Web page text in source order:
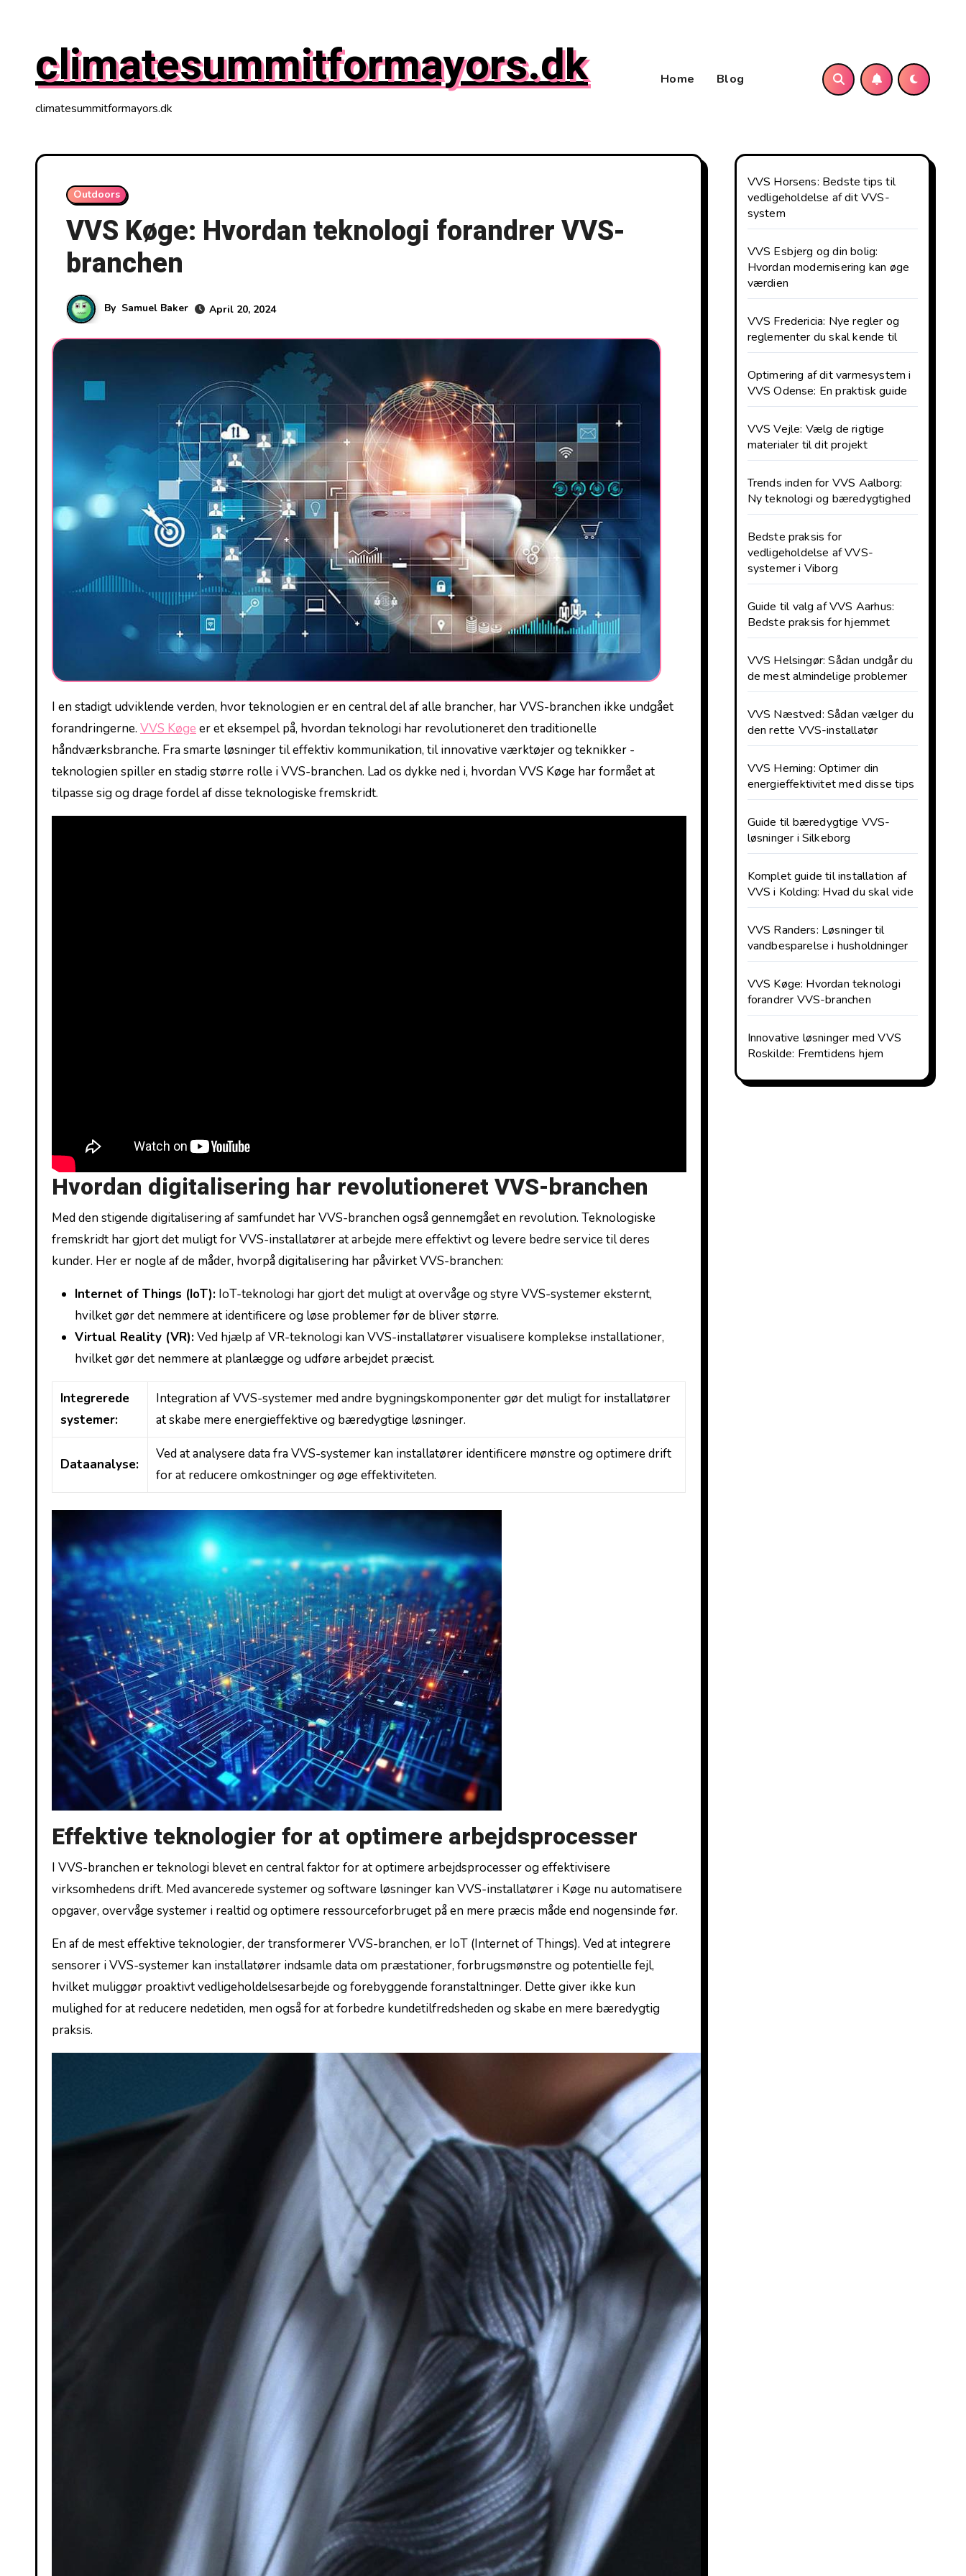
climatesummitformayors.dk
climatesummitformayors.dk
Home Blog
Outdoors
VVS Køge: Hvordan teknologi forandrer VVS-
branchen
By Samuel Baker April 20, 2024
I en stadigt udviklende ‍verden, hvor teknologien er en central del af alle brancher, har‍ VVS-branchen ikke undgået‍
forandringerne. VVS Køge er et eksempel på, hvordan teknologi har revolutioneret⁤ den traditionelle
håndværksbranche.​ Fra smarte løsninger til effektiv kommunikation, til innovative værktøjer ⁢og teknikker -​
teknologien spiller en stadig større rolle i VVS-branchen. ⁢Lad os dykke‍ ned i, hvordan VVS Køge har formået at ​
tilpasse sig og drage fordel af disse teknologiske fremskridt.
Hvordan digitalisering har revolutioneret VVS-branchen
Med den stigende digitalisering af samfundet ⁣har VVS-branchen ‌også ​gennemgået en revolution. ⁤Teknologiske
fremskridt har gjort det muligt for⁢ VVS-installatører at ⁢arbejde mere ⁤effektivt og levere bedre service til deres
kunder. ‍Her er nogle af de måder, hvorpå digitalisering har påvirket VVS-branchen:
Internet of Things (IoT): IoT-teknologi har gjort det muligt at ​overvåge og styre ‍VVS-systemer⁢ eksternt,
‌hvilket gør det nemmere ​at ​identificere og løse problemer før de bliver større.
Virtual Reality (VR):Ved hjælp af VR-teknologi kan VVS-installatører visualisere komplekse installationer,
hvilket gør det nemmere at planlægge og udføre arbejdet præcist.
Integrerede
systemer:
Integration af VVS-systemer med andre bygningskomponenter gør det muligt for installatører
at skabe mere energieffektive og ⁣bæredygtige⁢ løsninger.
Dataanalyse:
Ved at analysere data fra ​VVS-systemer kan installatører identificere mønstre og optimere drift
for at reducere omkostninger og øge effektiviteten.
Effektive teknologier for at optimere arbejdsprocesser
I VVS-branchen er teknologi blevet en central faktor for at optimere arbejdsprocesser ​og ‍effektivisere
virksomhedens drift. Med avancerede systemer og ⁣software løsninger kan⁤ VVS-installatører i⁢ Køge nu automatisere
opgaver, overvåge systemer i realtid og optimere ressourceforbruget på en mere‍ præcis måde end nogensinde før.
En af de mest⁢ effektive teknologier,‌ der transformerer ⁤VVS-branchen, er IoT (Internet of ​Things). Ved at integrere
sensorer‍ i⁤ VVS-systemer kan⁤ installatører indsamle data om præstationer, forbrugsmønstre‌ og​ potentielle⁢ fejl,
hvilket muliggør proaktivt ‌vedligeholdelsesarbejde ⁢og forebyggende foranstaltninger. Dette giver ikke kun
mulighed for at reducere nedetiden,⁢ men også ​for⁣ at forbedre kundetilfredsheden⁤ og skabe en mere bæredygtig
praksis.
VVS Horsens: Bedste tips til
vedligeholdelse af dit VVS-
system
VVS Esbjerg og din bolig:
Hvordan modernisering kan øge
værdien
VVS Fredericia: Nye regler og
reglementer du skal kende til
Optimering af dit varmesystem i
VVS Odense: En praktisk guide
VVS Vejle: Vælg de rigtige
materialer til dit projekt
Trends inden for VVS Aalborg:
Ny teknologi og bæredygtighed
Bedste praksis for
vedligeholdelse af VVS-
systemer i Viborg
Guide til valg af VVS Aarhus:
Bedste praksis for hjemmet
VVS Helsingør: Sådan undgår du
de mest almindelige problemer
VVS Næstved: Sådan vælger du
den rette VVS-installatør
VVS Herning: Optimer din
energieffektivitet med disse tips
Guide til bæredygtige VVS-
løsninger i Silkeborg
Komplet guide til installation af
VVS i Kolding: Hvad du skal vide
VVS Randers: Løsninger til
vandbesparelse i husholdninger
VVS Køge: Hvordan teknologi
forandrer VVS-branchen
Innovative løsninger med VVS
Roskilde: Fremtidens hjem